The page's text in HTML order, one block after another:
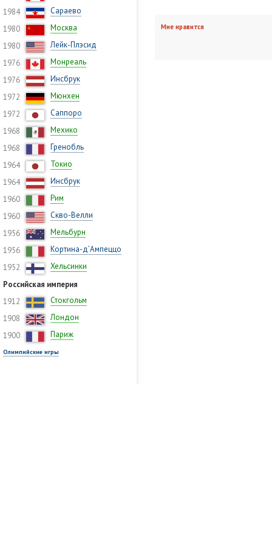
1984
Сараево
1980
Москва
1980
Лейк-Плэсид
1976
Монреаль
1976
Инсбрук
1972
Мюнхен
1972
Саппоро
1968
Мехико
1968
Гренобль
1964
Токио
1964
Инсбрук
1960
Рим
1960
Скво-Велли
1956
Мельбурн
1956
Кортина-д’Ампеццо
1952
Хельсинки
Российская империя
1912
Стокгольм
1908
Лондон
1900
Париж
Олимпийские игры
Мне нравится